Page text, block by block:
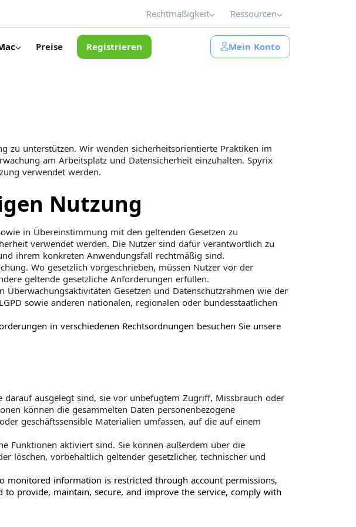
Rechtmäßigkeit Ressourcen
Preise Registrieren Mein Konto
zu unterstützen. Wir wenden sicherheitsorientierte Praktiken im
am Arbeitsplatz und Datensicherheit einzuhalten. Spyrix
verwendet werden.
Nutzung
in Übereinstimmung mit den geltenden Gesetzen zu
verwendet werden. Die Nutzer sind dafür verantwortlich zu
ihrem konkreten Anwendungsfall rechtmäßig sind.
Wo gesetzlich vorgeschrieben, müssen Nutzer vor der
geltende gesetzliche Anforderungen erfüllen.
Gesetzen und Datenschutzrahmen wie der
sowie anderen nationalen, regionalen oder bundesstaatlichen
in verschiedenen Rechtsordnungen besuchen Sie unsere
ausgelegt sind, sie vor unbefugtem Zugriff, Missbrauch oder
können die gesammelten Daten personenbezogene
geschäftssensible Materialien umfassen, auf die auf einem
Funktionen aktiviert sind. Sie können außerdem über die
löschen, vorbehaltlich geltender gesetzlicher, technischer und
monitored information is restricted through account permissions,
to provide, maintain, secure, and improve the service, comply with